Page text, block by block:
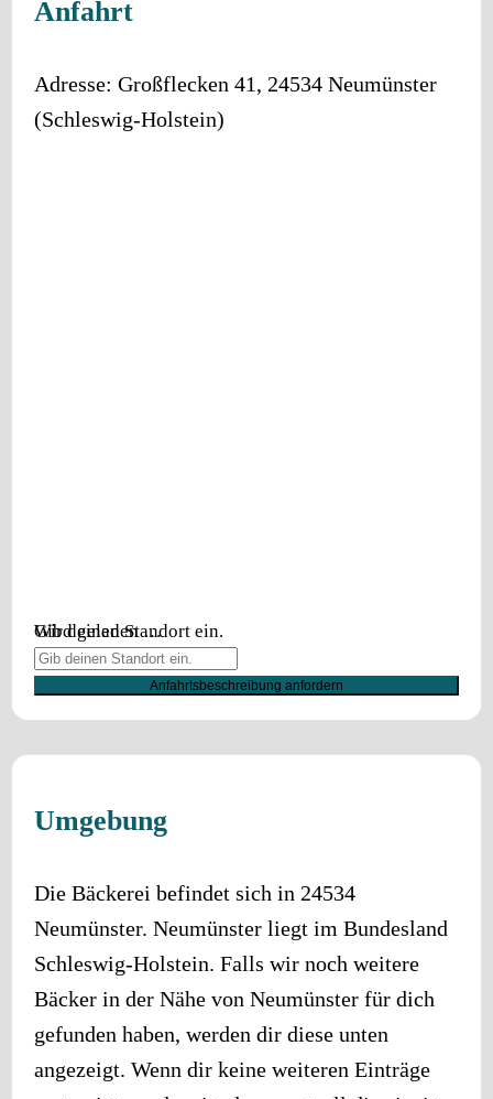
Anfahrt
Adresse: Großflecken 41, 24534 Neumünster
(Schleswig-Holstein)
Wird geladen …
Gib deinen Standort ein.
Anfahrtsbeschreibung anfordern
Umgebung
Die Bäckerei befindet sich in 24534
Neumünster. Neumünster liegt im Bundesland
Schleswig-Holstein. Falls wir noch weitere
Bäcker in der Nähe von Neumünster für dich
gefunden haben, werden dir diese unten
angezeigt. Wenn dir keine weiteren Einträge